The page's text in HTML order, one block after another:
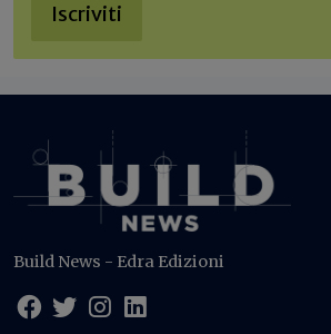
Iscriviti
Build News - Edra Edizioni